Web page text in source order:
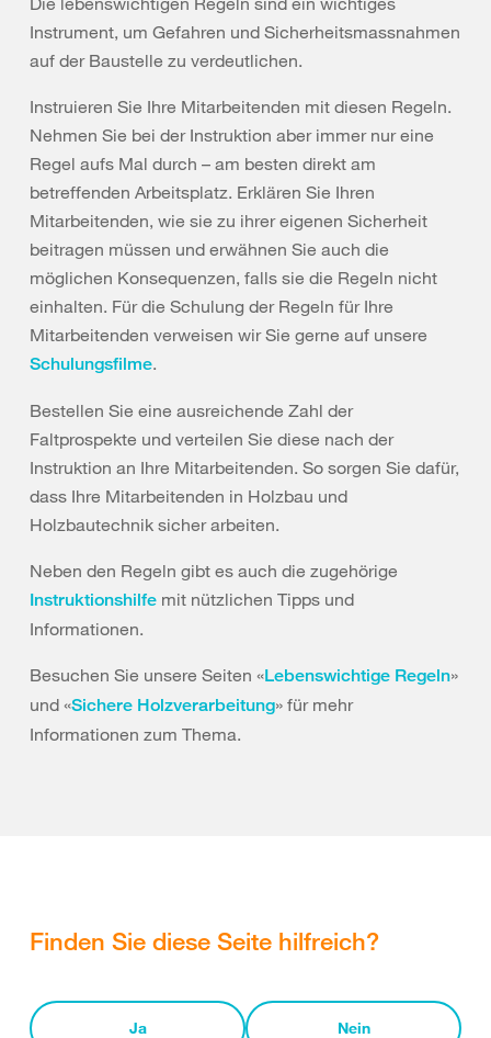
Instrument, um Gefahren und Sicherheitsmassnahmen
auf der Baustelle zu verdeutlichen.
Instruieren Sie Ihre Mitarbeitenden mit diesen Regeln.
Nehmen Sie bei der Instruktion aber immer nur eine
Regel aufs Mal durch – am besten direkt am
betreffenden Arbeitsplatz. Erklären Sie Ihren
Mitarbeitenden, wie sie zu ihrer eigenen Sicherheit
beitragen müssen und erwähnen Sie auch die
möglichen Konsequenzen, falls sie die Regeln nicht
einhalten. Für die Schulung der Regeln für Ihre
Mitarbeitenden verweisen wir Sie gerne auf unsere
Schulungsfilme.
Bestellen Sie eine ausreichende Zahl der
Faltprospekte und verteilen Sie diese nach der
Instruktion an Ihre Mitarbeitenden. So sorgen Sie dafür,
dass Ihre Mitarbeitenden in Holzbau und
Holzbautechnik sicher arbeiten.
Neben den Regeln gibt es auch die zugehörige
Instruktionshilfe mit nützlichen Tipps und
Informationen.
Besuchen Sie unsere Seiten «Lebenswichtige Regeln»
und «Sichere Holzverarbeitung» für mehr
Informationen zum Thema.
Finden Sie diese Seite hilfreich?
Ja Nein